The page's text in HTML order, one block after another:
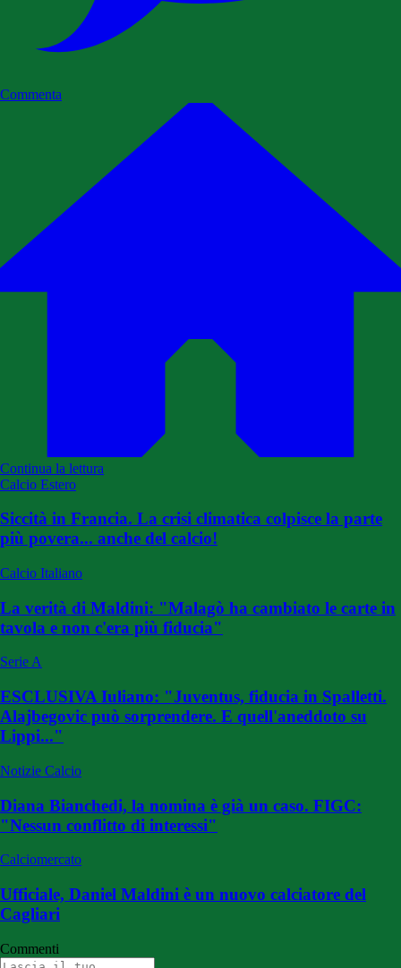
Commenta
Continua la lettura
Calcio Estero
Siccità in Francia. La crisi climatica colpisce la parte
più povera... anche del calcio!
Calcio Italiano
La verità di Maldini: "Malagò ha cambiato le carte in
tavola e non c'era più fiducia"
Serie A
ESCLUSIVA Iuliano: "Juventus, fiducia in Spalletti.
Alajbegovic può sorprendere. E quell'aneddoto su
Lippi..."
Notizie Calcio
Diana Bianchedi, la nomina è già un caso. FIGC:
"Nessun conflitto di interessi"
Calciomercato
Ufficiale, Daniel Maldini è un nuovo calciatore del
Cagliari
Commenti